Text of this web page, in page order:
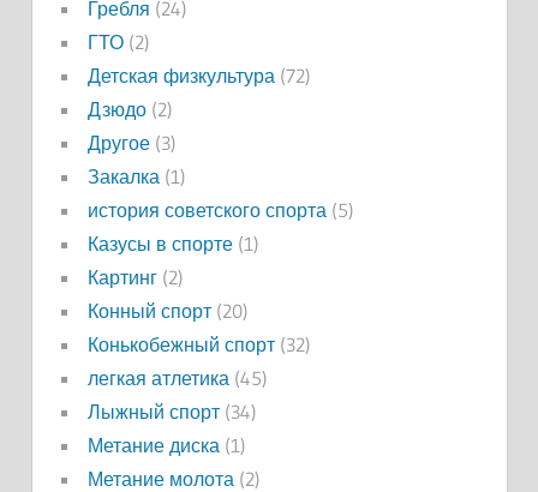
Гребля (24)
ГТО(2)
Детская физкультура (72)
Дзюдо(2)
Другое(3)
Закалка (1)
история советского спорта (5)
Казусы в спорте(1)
Картинг(2)
Конный спорт(20)
Конькобежный спорт(32)
легкая атлетика (45)
Лыжный спорт(34)
Метание диска (1)
Метание молота (2)